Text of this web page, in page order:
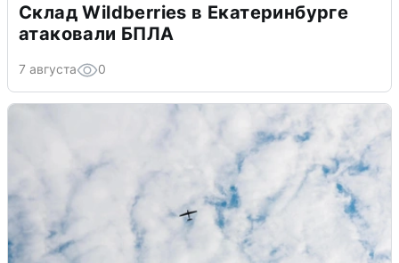
Склад Wildberries в Екатеринбурге
атаковали БПЛА
7 августа 0